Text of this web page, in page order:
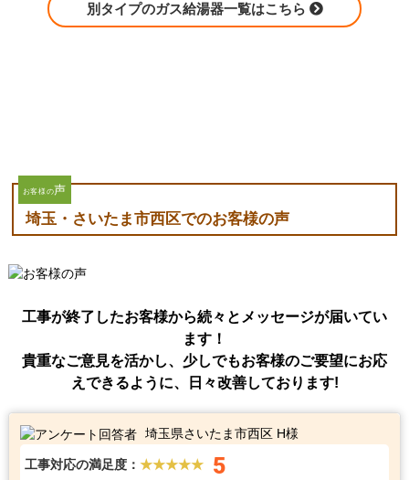
別タイプのガス給湯器一覧はこちら
お客様の声
埼玉・さいたま市西区でのお客様の声
工事が終了したお客様から続々とメッセージが届いてい
ます！
貴重なご意見を活かし、少しでもお客様のご要望にお応
えできるように、日々改善しております!
埼玉県さいたま市西区 H様
工事対応の満足度： ★★★★★ 5